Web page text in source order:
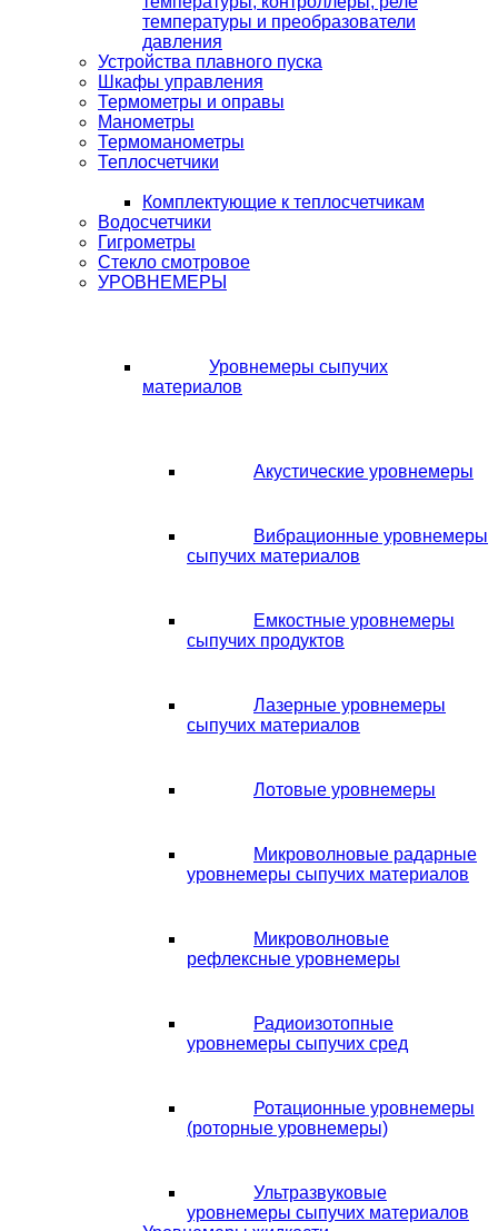
температуры и преобразователи
давления
Устройства плавного пуска
Шкафы управления
Термометры и оправы
Манометры
Термоманометры
Теплосчетчики
Комплектующие к теплосчетчикам
Водосчетчики
Гигрометры
Стекло смотровое
УРОВНЕМЕРЫ
Уровнемеры сыпучих
материалов
Акустические уровнемеры
Вибрационные уровнемеры
сыпучих материалов
Емкостные уровнемеры
сыпучих продуктов
Лазерные уровнемеры
сыпучих материалов
Лотовые уровнемеры
Микроволновые радарные
уровнемеры сыпучих материалов
Микроволновые
рефлексные уровнемеры
Радиоизотопные
уровнемеры сыпучих сред
Ротационные уровнемеры
(роторные уровнемеры)
Ультразвуковые
уровнемеры сыпучих материалов